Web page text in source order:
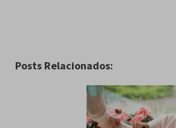
Posts Relacionados: